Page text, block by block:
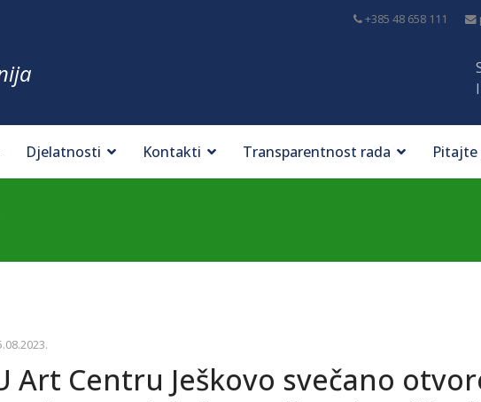
+385 48 658 111
Djelatnosti Kontakti Transparentnost rada Pitajte
Art Centru Ješkovo svečano